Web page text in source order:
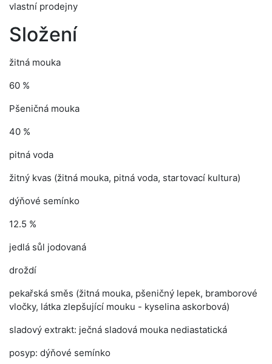
vlastní prodejny
Složení
žitná mouka
60 %
Pšeničná mouka
40 %
pitná voda
žitný kvas (žitná mouka, pitná voda, startovací kultura)
dýňové semínko
12.5 %
jedlá sůl jodovaná
droždí
pekařská směs (žitná mouka, pšeničný lepek, bramborové
vločky, látka zlepšující mouku - kyselina askorbová)
sladový extrakt: ječná sladová mouka nediastatická
posyp: dýňové semínko